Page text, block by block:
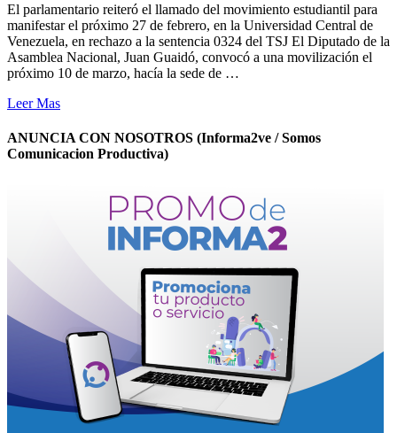
El parlamentario reiteró el llamado del movimiento estudiantil para
manifestar el próximo 27 de febrero, en la Universidad Central de
Venezuela, en rechazo a la sentencia 0324 del TSJ El Diputado de la
Asamblea Nacional, Juan Guaidó, convocó a una movilización el
próximo 10 de marzo, hacía la sede de …
Leer Mas
ANUNCIA CON NOSOTROS (Informa2ve / Somos
Comunicacion Productiva)